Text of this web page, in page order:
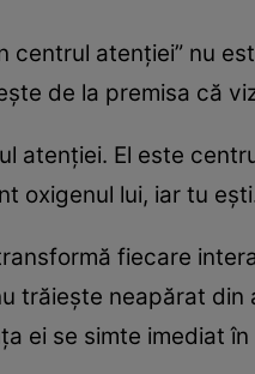
centrul atenției” nu
de la premisa că
atenției. El este
oxigenul lui, iar tu
fiecare
trăiește neapărat
ei se simte imediat